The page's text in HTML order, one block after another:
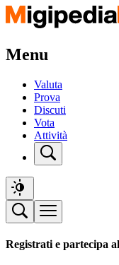
Menu
Valuta
Prova
Discuti
Vota
Attività
Registrati e partecipa